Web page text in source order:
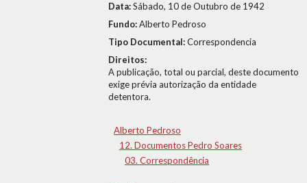
Data:Sábado, 10 de Outubro de 1942
Fundo:Alberto Pedroso
Tipo Documental:Correspondencia
Direitos:
A publicação, total ou parcial, deste documento
exige prévia autorização da entidade
detentora.
Alberto Pedroso
12. Documentos Pedro Soares
03. Correspondência